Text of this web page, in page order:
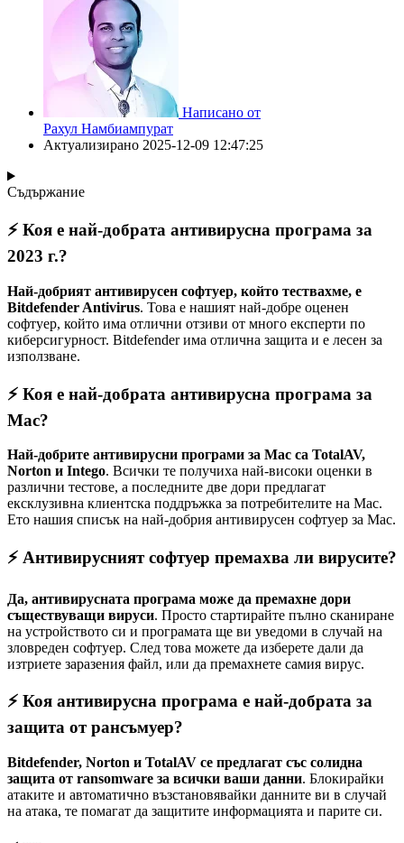
Написано от
Рахул Намбиампурат
Актуализирано 2025-12-09 12:47:25
Съдържание
⚡ Коя е най-добрата антивирусна програма за
2023 г.?
Най-добрият антивирусен софтуер, който тествахме, е
Bitdefender Antivirus. Това е нашият най-добре оценен
софтуер, който има отлични отзиви от много експерти по
киберсигурност. Bitdefender има отлична защита и е лесен за
използване.
⚡ Коя е най-добрата антивирусна програма за
Mac?
Най-добрите антивирусни програми за Mac са TotalAV,
Norton и Intego. Всички те получиха най-високи оценки в
различни тестове, а последните две дори предлагат
ексклузивна клиентска поддръжка за потребителите на Mac.
Ето нашия списък на най-добрия антивирусен софтуер за Mac.
⚡ Антивирусният софтуер премахва ли вирусите?
Да, антивирусната програма може да премахне дори
съществуващи вируси. Просто стартирайте пълно сканиране
на устройството си и програмата ще ви уведоми в случай на
зловреден софтуер. След това можете да изберете дали да
изтриете заразения файл, или да премахнете самия вирус.
⚡ Коя антивирусна програма е най-добрата за
защита от рансъмуер?
Bitdefender, Norton и TotalAV се предлагат със солидна
защита от ransomware за всички ваши данни. Блокирайки
атаките и автоматично възстановявайки данните ви в случай
на атака, те помагат да защитите информацията и парите си.